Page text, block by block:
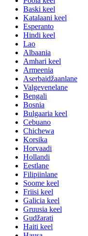
Baski keel
Katalaani keel
Esperanto
Hindi keel
Lao
Albaania
Amhari keel
Armeenia
Aserbaidžaanlane
Valgevenelane
Bengali
Bosnia
Bulgaaria keel
Cebuano
Chichewa
Korsika
Horvaadi
Hollandi
Eestlane
Filipiinlane
Soome keel
Friisi keel
Galicia keel
Gruusia keel
Gudžarati
Haiti keel